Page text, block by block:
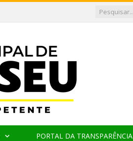
PORTAL DA TRANSPARÊNCIA